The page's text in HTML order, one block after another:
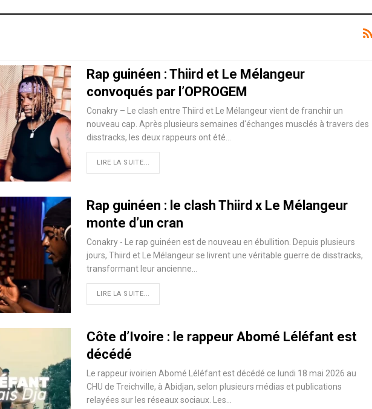
Rap guinéen : Thiird et Le Mélangeur
convoqués par l’OPROGEM
Conakry – Le clash entre Thiird et Le Mélangeur vient de franchir un
nouveau cap. Après plusieurs semaines d'échanges musclés à travers des
disstracks, les deux rappeurs ont été…
LIRE LA SUITE...
Rap guinéen : le clash Thiird x Le Mélangeur
monte d’un cran
Conakry - Le rap guinéen est de nouveau en ébullition. Depuis plusieurs
jours, Thiird et Le Mélangeur se livrent une véritable guerre de disstracks,
transformant leur ancienne…
LIRE LA SUITE...
Côte d’Ivoire : le rappeur Abomé Léléfant est
décédé
Le rappeur ivoirien Abomé Léléfant est décédé ce lundi 18 mai 2026 au
CHU de Treichville, à Abidjan, selon plusieurs médias et publications
relayées sur les réseaux sociaux. Les…